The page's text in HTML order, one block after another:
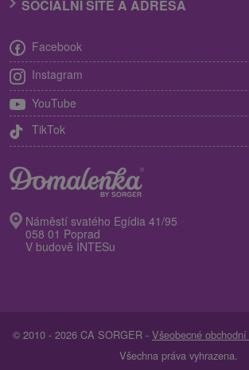
SOCIÁLNÍ SÍTĚ A ADRESA
Facebook
Instagram
YouTube
TikTok
Náměstí svatého Egídia 41/95
058 01 Poprad
V budově INTESu
© 2010 - 2026 CA SORGER - Všeobecné
Všechna práva vyhrazena.